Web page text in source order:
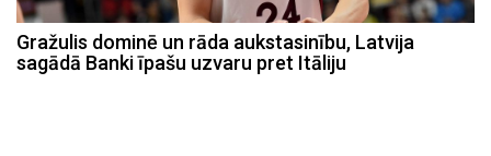
Gražulis dominē un rāda aukstasinību, Latvija
sagādā Banki īpašu uzvaru pret Itāliju